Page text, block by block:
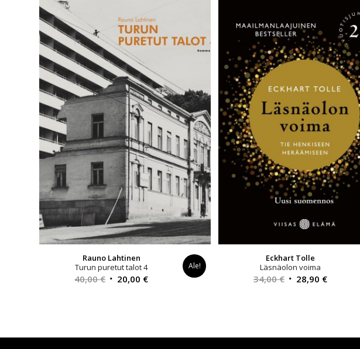
Rauno Lahtinen
Turun puretut talot 4
40,00€ Alkuperäinen
20,00 €Nykyinen
Ale!
Eckhart Tolle
Läsnäolon voima
34,00€ Alkuperäinen
28,90 €Nykyinen